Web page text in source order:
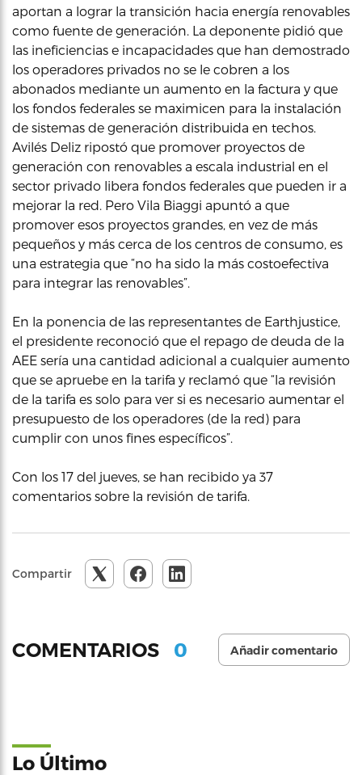
aportan a lograr la transición hacia energía renovables
como fuente de generación. La deponente pidió que
las ineficiencias e incapacidades que han demostrado
los operadores privados no se le cobren a los
abonados mediante un aumento en la factura y que
los fondos federales se maximicen para la instalación
de sistemas de generación distribuida en techos.
Avilés Deliz ripostó que promover proyectos de
generación con renovables a escala industrial en el
sector privado libera fondos federales que pueden ir a
mejorar la red. Pero Vila Biaggi apuntó a que
promover esos proyectos grandes, en vez de más
pequeños y más cerca de los centros de consumo, es
una estrategia que “no ha sido la más costoefectiva
para integrar las renovables”.
En la ponencia de las representantes de Earthjustice,
el presidente reconoció que el repago de deuda de la
AEE sería una cantidad adicional a cualquier aumento
que se apruebe en la tarifa y reclamó que “la revisión
de la tarifa es solo para ver si es necesario aumentar el
presupuesto de los operadores (de la red) para
cumplir con unos fines específicos”.
Con los 17 del jueves, se han recibido ya 37
comentarios sobre la revisión de tarifa.
Compartir
COMENTARIOS 0 Añadir comentario
Lo Último